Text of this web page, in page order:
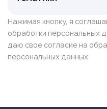
Нажимая кнопку, я
обработки
даю свое согласие на
персональных данных